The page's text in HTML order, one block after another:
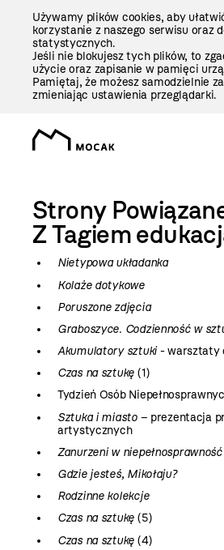
Używamy plików cookies, aby
korzystanie z naszego serwisu oraz
statystycznych.
Jeśli nie blokujesz tych plików, to
użycie oraz zapisanie w pamięci
Pamiętaj, że możesz samodzielnie
zmieniając ustawienia przeglądarki.
Strony
Z Tagiem
Nietypowa układanka
Kolaże dotykowe
Poruszone zdjęcia
Graboszyce. Codzienność w
Akumulatory sztuki- warsztaty
Czas na sztukę (1)
Tydzień Osób
Sztuka i miasto– prezentacja
artystycznych
Zanurzeni w niepełnosprawność
Gdzie jesteś, Mikołaju?
Rodzinne kolekcje
Czas na sztukę (5)
Czas na sztukę (4)